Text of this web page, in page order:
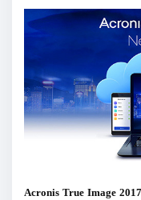
Acronis True Image 2017